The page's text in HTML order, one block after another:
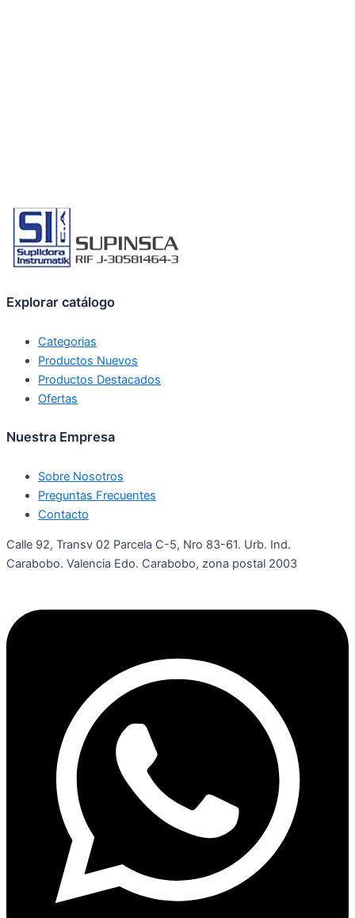
Explorar catálogo
Categorias
Productos Nuevos
Productos Destacados
Ofertas
Nuestra Empresa
Sobre Nosotros
Preguntas Frecuentes
Contacto
Calle 92, Transv 02 Parcela C-5, Nro 83-61. Urb. Ind.
Carabobo. Valencia Edo. Carabobo, zona postal 2003